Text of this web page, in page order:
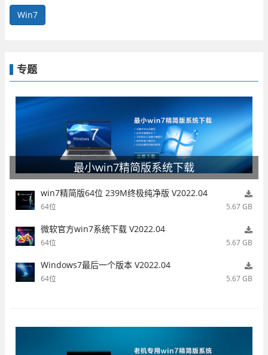
Win7
专题
最小win7精简版系统下载
win7精简版64位 239M终极纯净版 V2022.04
64位 5.67 GB
微软官方win7系统下载 V2022.04
64位 5.67 GB
Windows7最后一个版本 V2022.04
64位 5.67 GB